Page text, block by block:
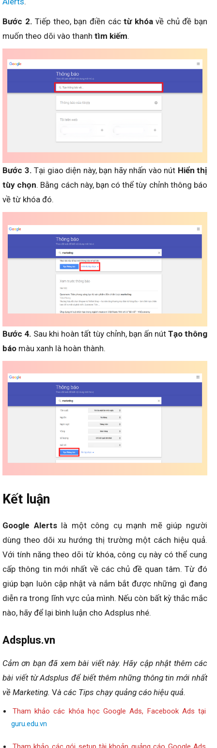
Bước 2. Tiếp theo, bạn điền cáctừ khóavề chủ đề bạn
muốn theo dõi vào thanh tìm kiếm.
Bước 3. Tại giao diện này, bạn hãy nhấn vào nút Hiển thị
tùy chọn. Bằng cách này, bạn có thể tùy chỉnh thông báo
về từ khóa đó.
Bước 4. Sau khi hoàn tất tùy chỉnh, bạn ấn nút Tạo thông
báo màu xanh là hoàn thành.
Kết luận
Google Alertslà một công cụ mạnh mẽ giúp người
dùng theo dõi xu hướng thị trường một cách hiệu quả.
Với tính năng theo dõi từ khóa, công cụ này có thể cung
cấp thông tin mới nhất về các chủ đề quan tâm. Từ đó
giúp bạn luôn cập nhật và nắm bắt được những gì đang
diễn ra trong lĩnh vực của mình. Nếu còn bất kỳ thắc mắc
nào, hãy để lại bình luận cho Adsplus nhé.
Adsplus.vn
Cảm ơn bạn đã xem bài viết này. Hãy cập nhật thêm các
bài viết từ Adsplus để biết thêm những thông tin mới nhất
về Marketing. Và các Tips chạy quảng cáo hiệu quả.
Tham khảo các khóa học Google Ads, Facebook Ads tại
guru.edu.vn